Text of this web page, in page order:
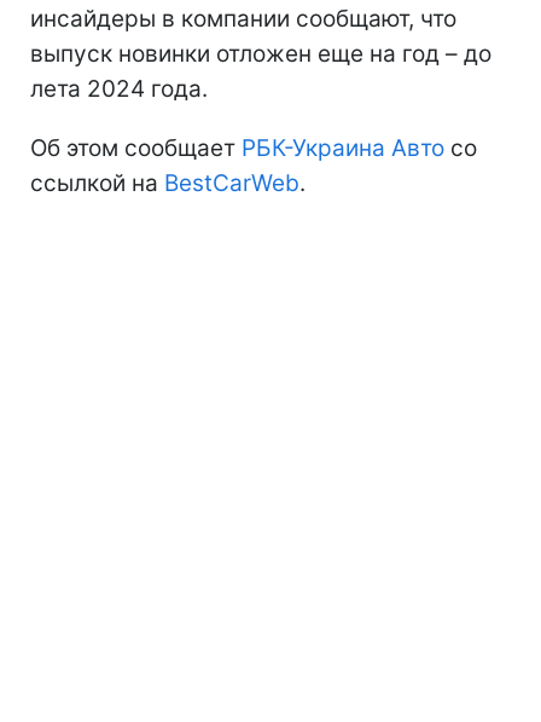
инсайдеры в компании сообщают, что
выпуск новинки отложен еще на год – до
лета 2024 года.
Об этом сообщает РБК-Украина Авто со
ссылкой на BestCarWeb.